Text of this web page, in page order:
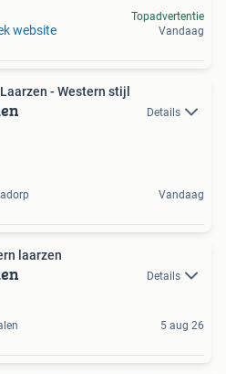
website
Topadvertentie
Vandaag
- Western stijl
Details
Vandaag
laarzen
Details
5 aug 26